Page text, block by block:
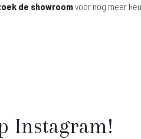
de showroomvoor nog meer
Instagram!